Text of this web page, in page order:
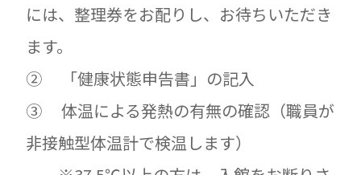
には、整理券をお配りし、お待ちいただき
ます。
② 「健康状態申告書」の記入
③ 体温による発熱の有無の確認（職員が
非接触型体温計で検温します）